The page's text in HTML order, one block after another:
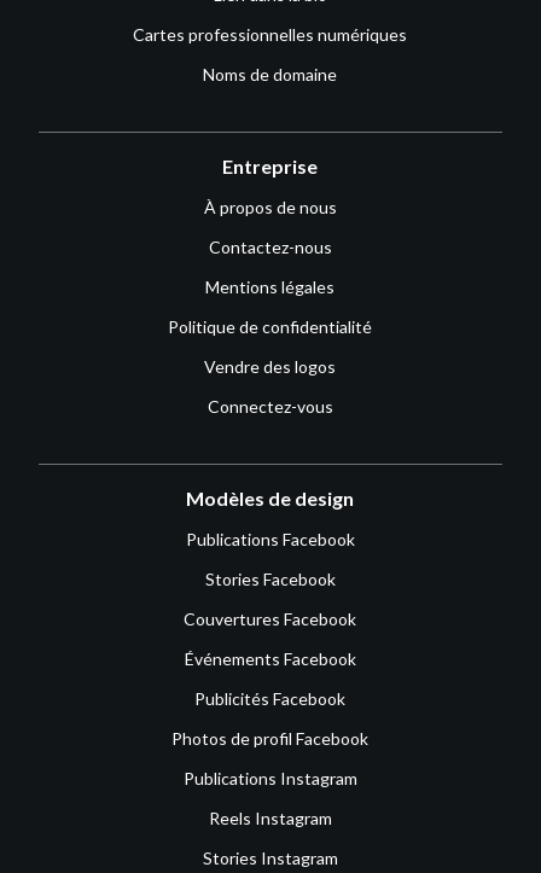
Cartes professionnelles numériques
Noms de domaine
Entreprise
À propos de nous
Contactez-nous
Mentions légales
Politique de confidentialité
Vendre des logos
Connectez-vous
Modèles de design
Publications Facebook
Stories Facebook
Couvertures Facebook
Événements Facebook
Publicités Facebook
Photos de profil Facebook
Publications Instagram
Reels Instagram
Stories Instagram